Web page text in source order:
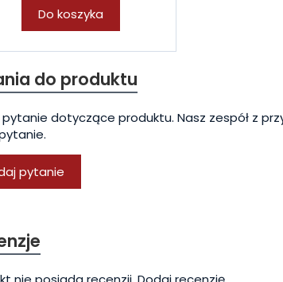
Do koszyka
do produktu
dotyczące produktu. Nasz zespół z
pytanie